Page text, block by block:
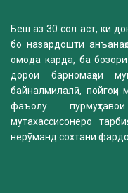
Беш аз 30 сол аст, ки
бо назардошти
омода карда, ба
дорои барномаҳои
байналмилалӣ, пойгоҳи
фаъолу
мутахассисонеро
нерӯманд сохтани